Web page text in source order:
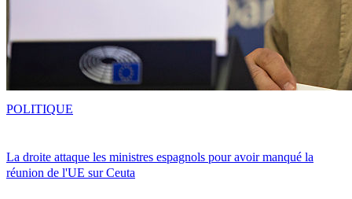
La droite attaque les ministres espagnols pour avoir manqué la
réunion de l'UE sur Ceuta
POLITIQUE